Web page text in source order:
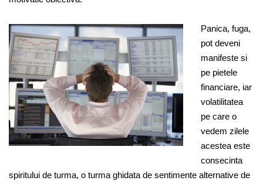
Panica, fuga,
pot deveni
manifeste si
pe pietele
financiare, iar
volatilitatea
pe care o
vedem zilele
acestea este
consecinta
spiritului de turma, o turma ghidata de sentimente alternative de